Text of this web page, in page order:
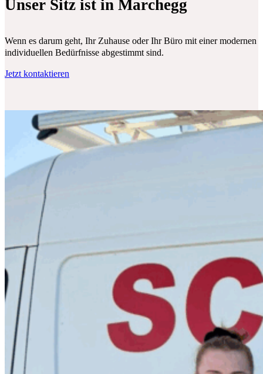
Unser Sitz ist in Marchegg
Wenn es darum geht, Ihr Zuhause oder Ihr Büro mit einer
individuellen Bedürfnisse abgestimmt sind.
Jetzt kontaktieren